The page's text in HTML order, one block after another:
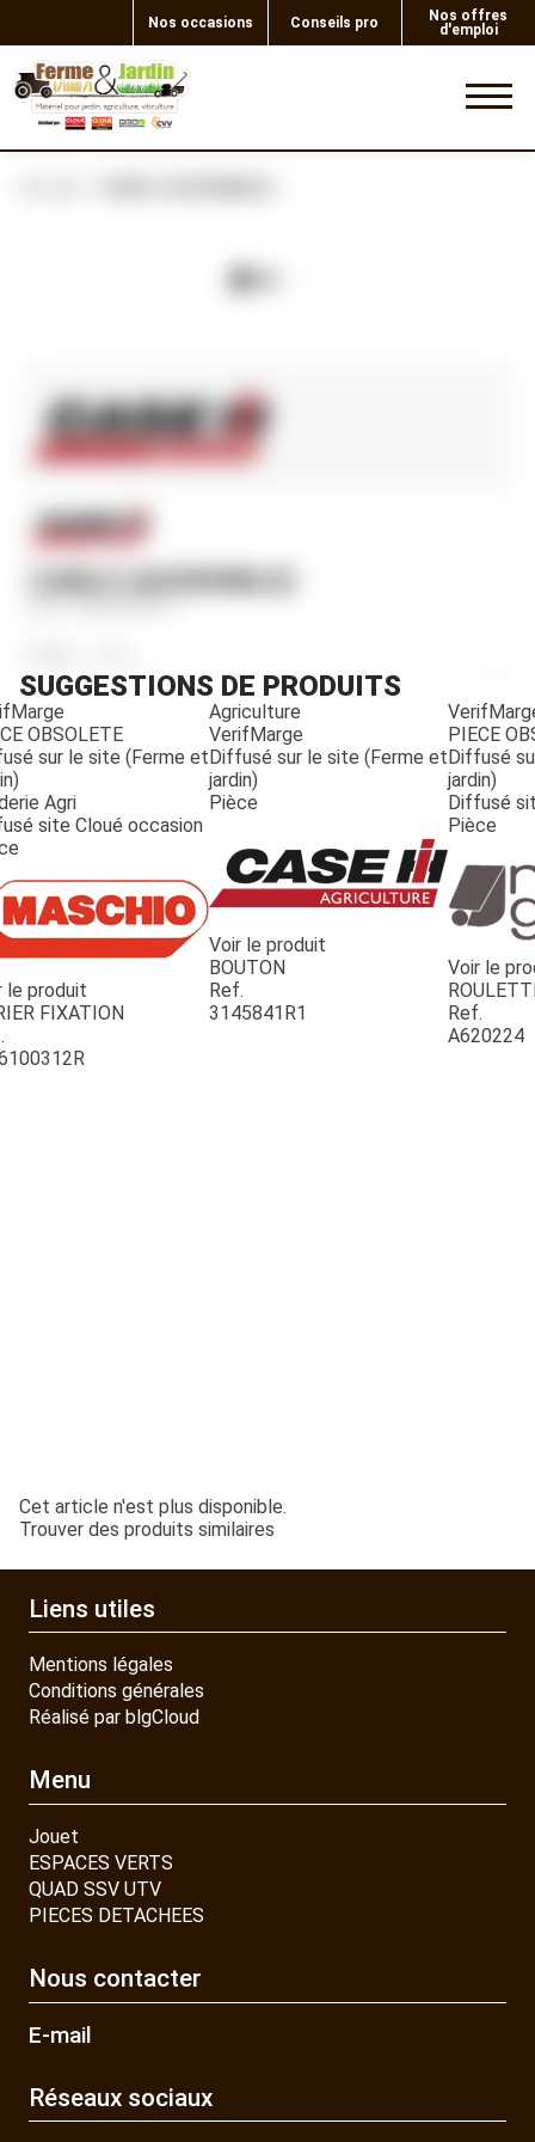
Nos occasions Conseils pro
Nos offres
d'emploi
JOUET
Ref. 3405629R91
SUGGESTIONS DE PRODUITS
OBSOLETE
sur le site (Ferme et
Agri
site Cloué occasion
le produit
FIXATION
Agriculture
VerifMarge
Diffusé sur le site (Ferme et
jardin)
Pièce
Voir le produit
BOUTON
Ref.
3145841R1
PIECE
Diffusé
jardin)
Diffusé
Pièce
Voir le
Ref.
A620224
Cet article n'est plus disponible.
Trouver des produits similaires
Liens utiles
Mentions légales
Conditions générales
Réalisé par blgCloud
Menu
Jouet
ESPACES VERTS
QUAD SSV UTV
PIECES DETACHEES
Nous contacter
E-mail
Réseaux sociaux